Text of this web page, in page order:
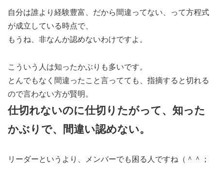
自分は誰より経験豊富、だから間違ってない、って方程式
が成立している時点で、
もうね、非なんか認めないわけですよ。
こういう人は知ったかぶりも多いです。
とんでもなく間違ったこと言ってても、指摘すると切れる
ので言わない方が賢明。
仕切れないのに仕切りたがって、知った
かぶりで、間違い認めない。
リーダーというより、メンバーでも困る人ですね（＾＾；